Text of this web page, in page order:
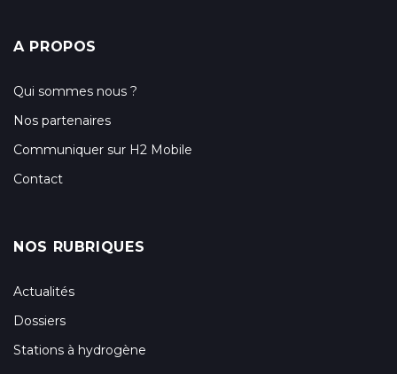
A PROPOS
Qui sommes nous ?
Nos partenaires
Communiquer sur H2 Mobile
Contact
NOS RUBRIQUES
Actualités
Dossiers
Stations à hydrogène